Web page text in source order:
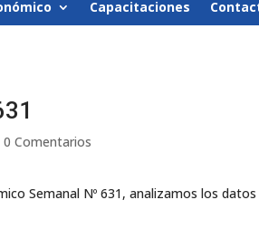
Capacitaciones
0 Comentarios
Semanal Nº 631, analizamos los